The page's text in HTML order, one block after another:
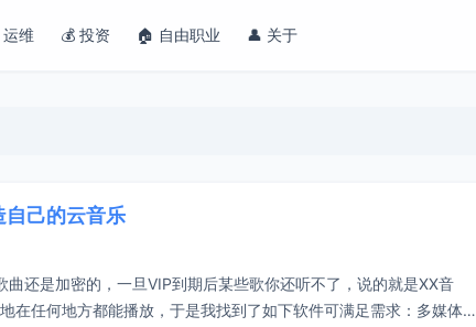
维 💰 投资 🏠 自由职业 👤 关于
己的云音乐
还是加密的，一旦VIP到期后某些歌你还听不了，说的就是XX音
在任何地方都能播放，于是我找到了如下软件可满足需求：多媒体管